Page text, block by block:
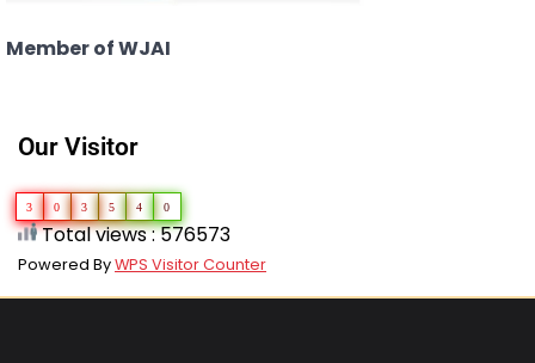
Member of WJAI
Our Visitor
3 0 3 5 4 0
Total views : 576573
Powered ByWPS Visitor Counter